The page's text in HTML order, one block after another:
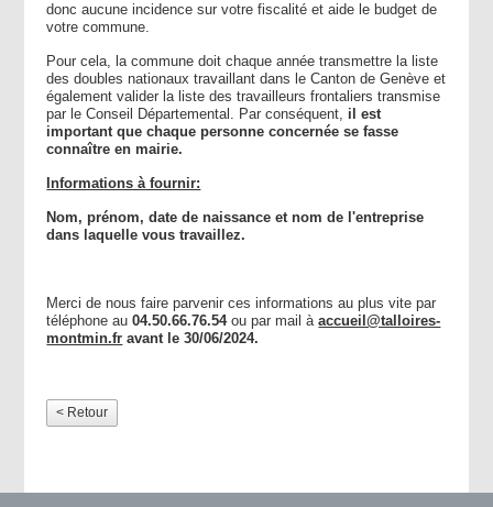
donc aucune incidence sur votre fiscalité et aide le budget de
votre commune.
Pour cela, la commune doit chaque année transmettre la liste
des doubles nationaux travaillant dans le Canton de Genève et
également valider la liste des travailleurs frontaliers transmise
par le Conseil Départemental. Par conséquent, il est
important que chaque personne concernée se fasse
connaître en mairie.
Informations à fournir:
Nom, prénom, date de naissance et nom de l'entreprise
dans laquelle vous travaillez.
Merci de nous faire parvenir ces informations au plus vite par
téléphone au04.50.66.76.54ou par mail àaccueil@talloires-
montmin.fr avant le 30/06/2024.
< Retour